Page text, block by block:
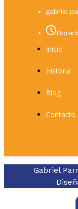
Inicio
Historia
Blog
Contacto
Gabriel